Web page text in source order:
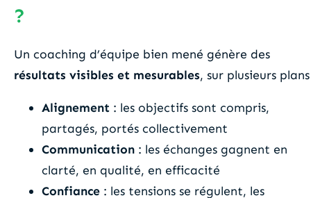
?
Un coaching d’équipe bien mené génère des
résultats visibles et mesurables, sur plusieurs
Alignement : les objectifs sont compris,
partagés, portés collectivement
Communication : les échanges gagnent en
clarté, en qualité, en efficacité
Confiance : les tensions se régulent, les